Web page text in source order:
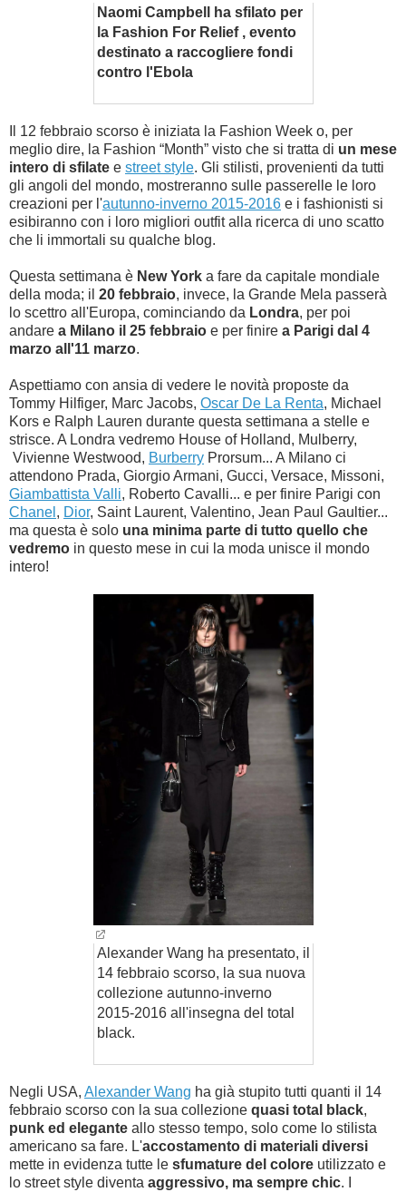
Naomi Campbell ha sfilato per
la Fashion For Relief , evento
destinato a raccogliere fondi
contro l'Ebola
Il 12 febbraio scorso è iniziata la Fashion Week o, per
meglio dire, la Fashion “Month” visto che si tratta di un mese
intero di sfilate e street style. Gli stilisti, provenienti da tutti
gli angoli del mondo, mostreranno sulle passerelle le loro
creazioni per l'autunno-inverno 2015-2016 e i fashionisti si
esibiranno con i loro migliori outfit alla ricerca di uno scatto
che li immortali su qualche blog.
Questa settimana è New York a fare da capitale mondiale
della moda; il 20 febbraio, invece, la Grande Mela passerà
lo scettro all'Europa, cominciando da Londra, per poi
andare a Milano il 25 febbraio e per finire a Parigi dal 4
marzo all'11 marzo.
Aspettiamo con ansia di vedere le novità proposte da
Tommy Hilfiger, Marc Jacobs, Oscar De La Renta, Michael
Kors e Ralph Lauren durante questa settimana a stelle e
strisce. A Londra vedremo House of Holland, Mulberry,
Vivienne Westwood, Burberry Prorsum... A Milano ci
attendono Prada, Giorgio Armani, Gucci, Versace, Missoni,
Giambattista Valli, Roberto Cavalli... e per finire Parigi con
Chanel , Dior, Saint Laurent, Valentino, Jean Paul Gaultier...
ma questa è solo una minima parte di tutto quello che
vedremo in questo mese in cui la moda unisce il mondo
intero!
Alexander Wang ha presentato, il
14 febbraio scorso, la sua nuova
collezione autunno-inverno
2015-2016 all'insegna del total
black.
Negli USA, Alexander Wang ha già stupito tutti quanti il 14
febbraio scorso con la sua collezione quasi total black,
punk ed elegante allo stesso tempo, solo come lo stilista
americano sa fare. L'accostamento di materiali diversi
mette in evidenza tutte le sfumature del colore utilizzato e
lo street style diventa aggressivo, ma sempre chic. I